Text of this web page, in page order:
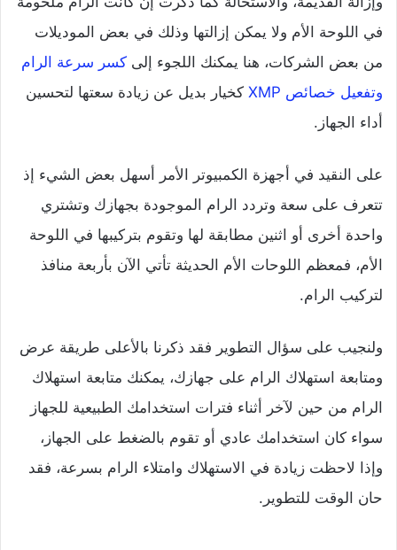
في اللوحة الأم ولا يمكن إزالتها وذلك في بعض الموديلات
من بعض الشركات، هنا يمكنك اللجوء إلى كسر سرعة الرام
وتفعيل خصائص XMP
كخيار بديل عن زيادة سعتها لتحسين
أداء الجهاز.
على النقيد في أجهزة الكمبيوتر الأمر أسهل بعض الشيء إذ
تتعرف على سعة وتردد الرام الموجودة بجهازك وتشتري
واحدة أخرى أو اثنين مطابقة لها وتقوم بتركيبها في اللوحة
الأم، فمعظم اللوحات الأم الحديثة تأتي الآن بأربعة منافذ
لتركيب الرام.
ولنجيب على سؤال التطوير فقد ذكرنا بالأعلى طريقة عرض
ومتابعة استهلاك الرام على جهازك، يمكنك متابعة استهلاك
الرام من حين لآخر أثناء فترات استخدامك الطبيعية للجهاز
سواء كان استخدامك عادي أو تقوم بالضغط على الجهاز،
وإذا لاحظت زيادة في الاستهلاك وامتلاء الرام بسرعة، فقد
حان الوقت للتطوير.